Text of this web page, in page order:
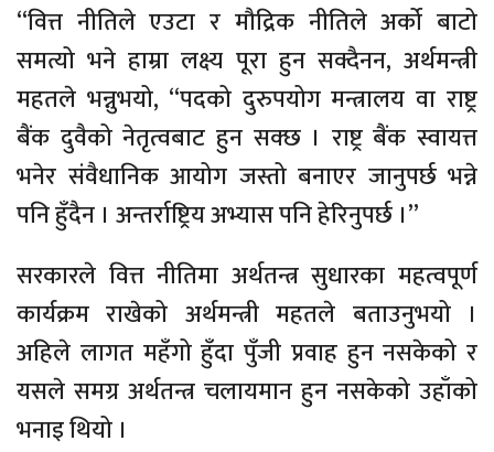
“वित्त नीतिले एउटा र मौद्रिक नीतिले अर्को बाटो
समत्यो भने हाम्रा लक्ष्य पूरा हुन सक्दैनन, अर्थमन्त्री
महतले भन्नुभयो, “पदको दुरुपयोग मन्त्रालय वा राष्ट्र
बैंक दुवैको नेतृत्वबाट हुन सक्छ । राष्ट्र बैंक स्वायत्त
भनेर संवैधानिक आयोग जस्तो बनाएर जानुपर्छ भन्ने
पनि हुँदैन । अन्तर्राष्ट्रिय अभ्यास पनि हेरिनुपर्छ ।”
सरकारले वित्त नीतिमा अर्थतन्त्र सुधारका महत्वपूर्ण
कार्यक्रम राखेको अर्थमन्त्री महतले बताउनुभयो ।
अहिले लागत महँगो हुँदा पुँजी प्रवाह हुन नसकेको र
यसले समग्र अर्थतन्त्र चलायमान हुन नसकेको उहाँको
भनाइ थियो ।